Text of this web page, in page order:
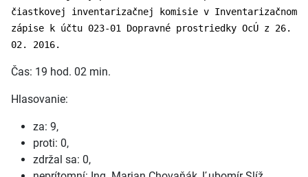
čiastkovej inventarizačnej komisie v Inventarizačnom
zápise k účtu 023-01 Dopravné prostriedky OcÚ z 26.
02. 2016.
Čas: 19 hod. 02 min.
Hlasovanie:
za: 9,
proti: 0,
zdržal sa: 0,